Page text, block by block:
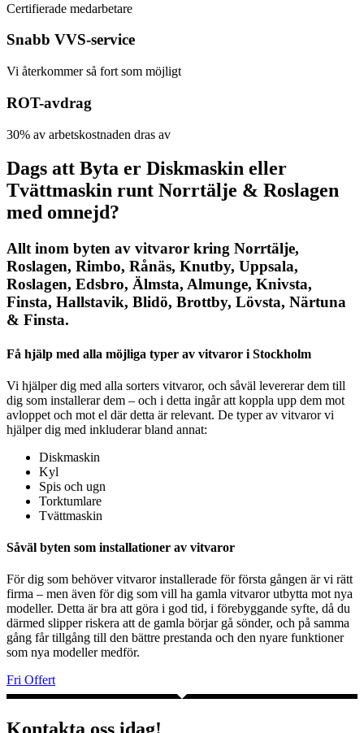
Certifierade medarbetare
Snabb VVS-service
Vi återkommer så fort som möjligt
ROT-avdrag
30% av arbetskostnaden dras av
Dags att Byta er Diskmaskin eller
Tvättmaskin runt Norrtälje & Roslagen
med omnejd?
Allt inom byten av vitvaror kring Norrtälje,
Roslagen, Rimbo, Rånäs, Knutby, Uppsala,
Roslagen, Edsbro, Älmsta, Almunge, Knivsta,
Finsta, Hallstavik, Blidö, Brottby, Lövsta, Närtuna
& Finsta.
Få hjälp med alla möjliga typer av vitvaror i Stockholm
Vi hjälper dig med alla sorters vitvaror, och såväl levererar dem till
dig som installerar dem – och i detta ingår att koppla upp dem mot
avloppet och mot el där detta är relevant. De typer av vitvaror vi
hjälper dig med inkluderar bland annat:
Diskmaskin
Kyl
Spis och ugn
Torktumlare
Tvättmaskin
Såväl byten som installationer av vitvaror
För dig som behöver vitvaror installerade för första gången är vi rätt
firma – men även för dig som vill ha gamla vitvaror utbytta mot nya
modeller. Detta är bra att göra i god tid, i förebyggande syfte, då du
därmed slipper riskera att de gamla börjar gå sönder, och på samma
gång får tillgång till den bättre prestanda och den nyare funktioner
som nya modeller medför.
Fri Offert